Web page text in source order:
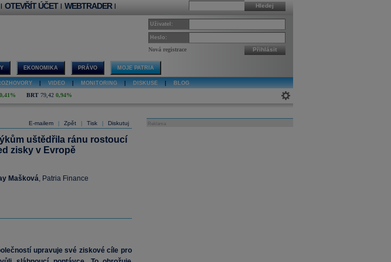
Hledej
| OTEVŘÍT ÚČET | WEBTRADER |
Uživatel:
Heslo:
Nová registrace Přihlásit
EKONOMIKA PRÁVO MOJE PATRIA
VIDEO MONITORING DISKUSE BLOG
0,41% BRT 79,42 0,94%
E-mailem Zpět Tisk Diskutuj
uštědřila ránu rostoucí
zisky v Evropě
Mašková, Patria Finance
upravuje své ziskové cíle pro
Reklama